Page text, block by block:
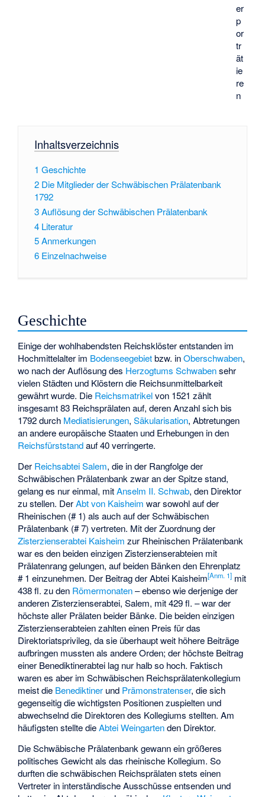
er
p
or
tr
ät
ie
re
n
Inhaltsverzeichnis
1 Geschichte
2 Die Mitglieder der Schwäbischen Prälatenbank
1792
3Auflösung der Schwäbischen Prälatenbank
4 Literatur
5Anmerkungen
6 Einzelnachweise
Geschichte
Einige der wohlhabendsten Reichsklöster entstanden im
Hochmittelalter im Bodenseegebietbzw. inOberschwaben,
wo nach der Auflösung des Herzogtums Schwabensehr
vielen Städten und Klöstern die Reichsunmittelbarkeit
gewährt wurde. Die Reichsmatrikelvon 1521 zählt
insgesamt 83 Reichsprälaten auf, deren Anzahl sich bis
1792 durch Mediatisierungen,Säkularisation, Abtretungen
an andere europäische Staaten und Erhebungen in den
Reichsfürststandauf 40 verringerte.
Der Reichsabtei Salem, die in der Rangfolge der
Schwäbischen Prälatenbank zwar an der Spitze stand,
gelang es nur einmal, mitAnselm II. Schwab, den Direktor
zu stellen. DerAbt von Kaisheim war sowohl auf der
Rheinischen (# 1) als auch auf der Schwäbischen
Prälatenbank (# 7) vertreten. Mit der Zuordnung der
Zisterzienserabtei Kaisheim zur Rheinischen Prälatenbank
war es den beiden einzigen Zisterzienserabteien mit
Prälatenrang gelungen, auf beiden Bänken den Ehrenplatz
# 1 einzunehmen. Der Beitrag der Abtei Kaisheim[Anm. 1] mit
438 fl. zu den Römermonaten– ebenso wie derjenige der
anderen Zisterzienserabtei, Salem, mit 429 fl. – war der
höchste aller Prälaten beider Bänke. Die beiden einzigen
Zisterzienserabteien zahlten einen Preis für das
Direktoriatsprivileg, da sie überhaupt weit höhere Beiträge
aufbringen mussten als andere Orden; der höchste Beitrag
einer Benediktinerabtei lag nur halb so hoch. Faktisch
waren es aber im Schwäbischen Reichsprälatenkollegium
meist die Benediktiner und Prämonstratenser, die sich
gegenseitig die wichtigsten Positionen zuspielten und
abwechselnd die Direktoren des Kollegiums stellten. Am
häufigsten stellte dieAbtei Weingartenden Direktor.
Die Schwäbische Prälatenbank gewann ein größeres
politisches Gewicht als das rheinische Kollegium. So
durften die schwäbischen Reichsprälaten stets einen
Vertreter in interständische Ausschüsse entsenden und